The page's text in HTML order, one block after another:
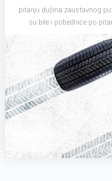
pitanju dužina zaustavnog
su bile i pobednice po